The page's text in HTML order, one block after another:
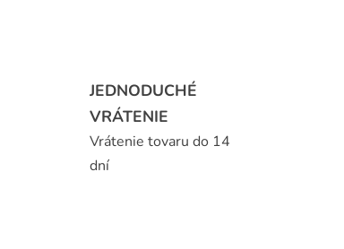
JEDNODUCHÉ
VRÁTENIE
Vrátenie tovaru do 14
dní